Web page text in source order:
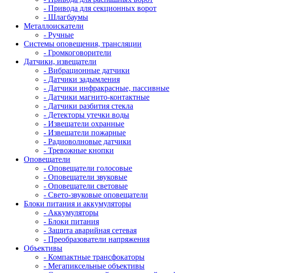
- Привода для секционных ворот
- Шлагбаумы
Металлоискатели
- Ручные
Системы оповещения, трансляции
- Громкоговорители
Датчики, извещатели
- Вибрационные датчики
- Датчики задымления
- Датчики инфракрасные, пассивные
- Датчики магнито-контактные
- Датчики разбития стекла
- Детекторы утечки воды
- Извещатели охранные
- Извещатели пожарные
- Радиоволновые датчики
- Тревожные кнопки
Оповещатели
- Оповещатели голосовые
- Оповещатели звуковые
- Оповещатели световые
- Свето-звуковые оповещатели
Блоки питания и аккумуляторы
- Аккумуляторы
- Блоки питания
- Защита аварийная сетевая
- Преобразователи напряжения
Объективы
- Компактные трансфокаторы
- Мегапиксельные объективы